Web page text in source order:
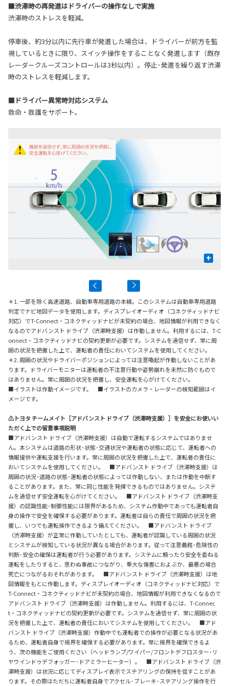
■渋滞時の再発進はドライバーの操作なしで実施
渋滞時のストレスを軽減。
停車後、約3分以内に先行車が発進した場合は、ドライバーが前方を監
視しているときに限り、スイッチ操作をすることなく発進します（既存
レーダークルーズコントロールは3秒以内）。停止･発進を繰り返す渋滞
時のストレスを軽減します。
■ドライバー異常時対応システム
救命・救護をサポート。
+
＊1. 一部を除く高速道路、自動車専用道路の本線。このシステムは自動車専用道路
判定でナビ地図データを使用します。ディスプレイオーディオ（コネクティッドナビ
対応）でT-Connect・コネクティッドナビが未契約の場合、地図情報が利用できなく
なるのでアドバンスト ドライブ（渋滞時支援）は作動しません。利用するには、T-C
onnect・コネクティッドナビの契約更新が必要です。システムを過信せず、常に周
囲の状況を把握した上で、運転者の責任においてシステムを使用してください。
＊2. 周囲の状況やドライバーポジションによっては注意喚起が作動しないことがあ
ります。ドライバーモニターは運転者の不注意行動や姿勢崩れを未然に防ぐもので
はありません。常に周囲の状況を把握し、安全運転を心がけてください。
■イラストは作動イメージです。 ■イラストのカメラ・レーダーの検知範囲はイ
メージです。
⚠トヨタ チームメイト［アドバンスト ドライブ（渋滞時支援）］を安全にお使いい
ただく上での留意事項説明
■アドバンスト ドライブ（渋滞時支援）は自動で運転するシステムではありませ
ん。本システムは道路の形状･状態･交通状況や運転者の状態に応じて、運転者への
情報提供や運転支援を行います。常に周囲の状況を把握した上で、運転者の責任に
おいてシステムを使用してください。 ■アドバンスト ドライブ（渋滞時支援）は
周囲の状況･道路の状態･運転者の状態によっては作動しない、または作動を中断す
ることがあります。また、常に同じ性能を発揮できるものではありません。システ
ムを過信せず安全運転を心がけてください。 ■アドバンスト ドライブ（渋滞時支
援）の認識性能･制御性能には限界があるため、システム作動中であっても運転者自
身の操作で安全を確保する必要があります。運転者は自らの責任で周囲の状況を把
握し、いつでも運転操作できるよう備えてください。 ■アドバンスト ドライブ
（渋滞時支援）が正常に作動していたとしても、運転者が認識している周囲の状況
とシステムが検知している状況が異なる場合があります。従って注意義務･危険性の
判断･安全の確保は運転者が行う必要があります。システムに頼ったり安全を委ねる
運転をしたりすると、思わぬ事故につながり、重大な傷害におよぶか、最悪の場合
死亡につながるおそれがあります。 ■アドバンスト ドライブ（渋滞時支援）は地
図情報をもとに作動します。ディスプレイオーディオ（コネクティッドナビ対応）で
T-Connect・コネクティッドナビが未契約の場合、地図情報が利用できなくなるので
アドバンスト ドライブ（渋滞時支援）は作動しません。利用するには、T-Connec
t・コネクティッドナビの契約更新が必要です。システムを過信せず、常に周囲の状
況を把握した上で、運転者の責任においてシステムを使用してください。 ■アド
バンスト ドライブ（渋滞時支援）作動中でも運転者での操作が必要となる状況があ
るため、運転者自身で視界を確保する必要があります。常に視界を確保できるよ
う、次の機能をご使用ください（ヘッドランプ/ワイパー/フロントデフロスター･リ
ヤウインドゥデフォッガー･ドアミラーヒーター）。 ■アドバンスト ドライブ（渋
滞時支援）は状況に応じてディスプレイ表示でステアリングの保持を促すことがあ
ります。その際はただちに運転者自身でアクセル･ブレーキ･ステアリング操作を行